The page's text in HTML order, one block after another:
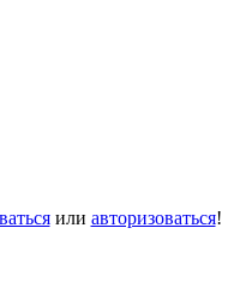
или авторизоваться!